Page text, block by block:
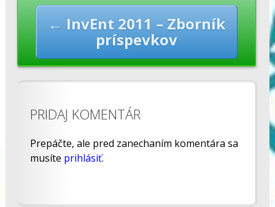
← InvEnt 2011 – Zborník
príspevkov
PRIDAJ KOMENTÁR
Prepáčte, ale pred zanechaním komentára sa
musíte prihlásiť.